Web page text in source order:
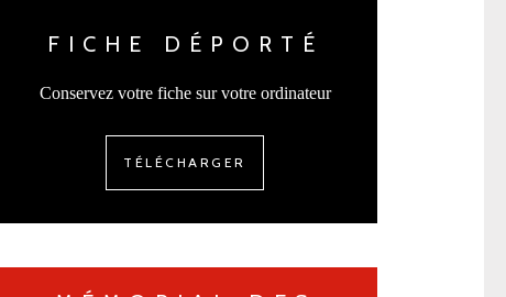
FICHE DÉPORTÉ
Conservez votre fiche sur votre ordinateur
TÉLÉCHARGER